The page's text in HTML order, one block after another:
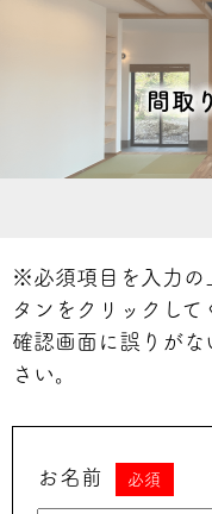
間取
※必須項目を入力の
タンをクリックして
確認画面に誤りが
さい。
お名前 必須